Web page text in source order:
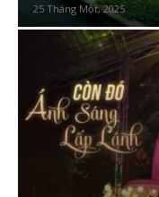
25 Tháng Một, 2025